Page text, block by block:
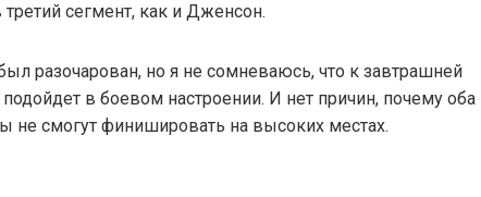
третий сегмент, как и Дженсон.
разочарован, но я не сомневаюсь, что к завтрашней
в боевом настроении. И нет причин, почему оба
не смогут финишировать на высоких местах.